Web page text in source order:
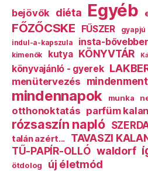
bejövők diéta Egyéb
FŐZŐCSKE FŰSZER gyapjú
indul-a-kapszula insta-
kimenők kutya KÖNYVTÁR
könyvajánló - gyerek
menütervezés
mindennapok munka
otthonoktatás parfüm
rózsaszín napló
talán azért...
TAVASZI
TŰ-PAPÍR-OLLÓ waldorf
ötdolog új életmód